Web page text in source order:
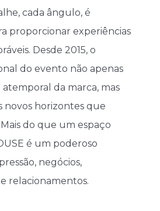
cada ângulo, é
proporcionar experiências
Desde 2015, o
do evento não apenas
atemporal da marca, mas
novos horizontes que
do que um espaço
é um poderoso
negócios,
relacionamentos.